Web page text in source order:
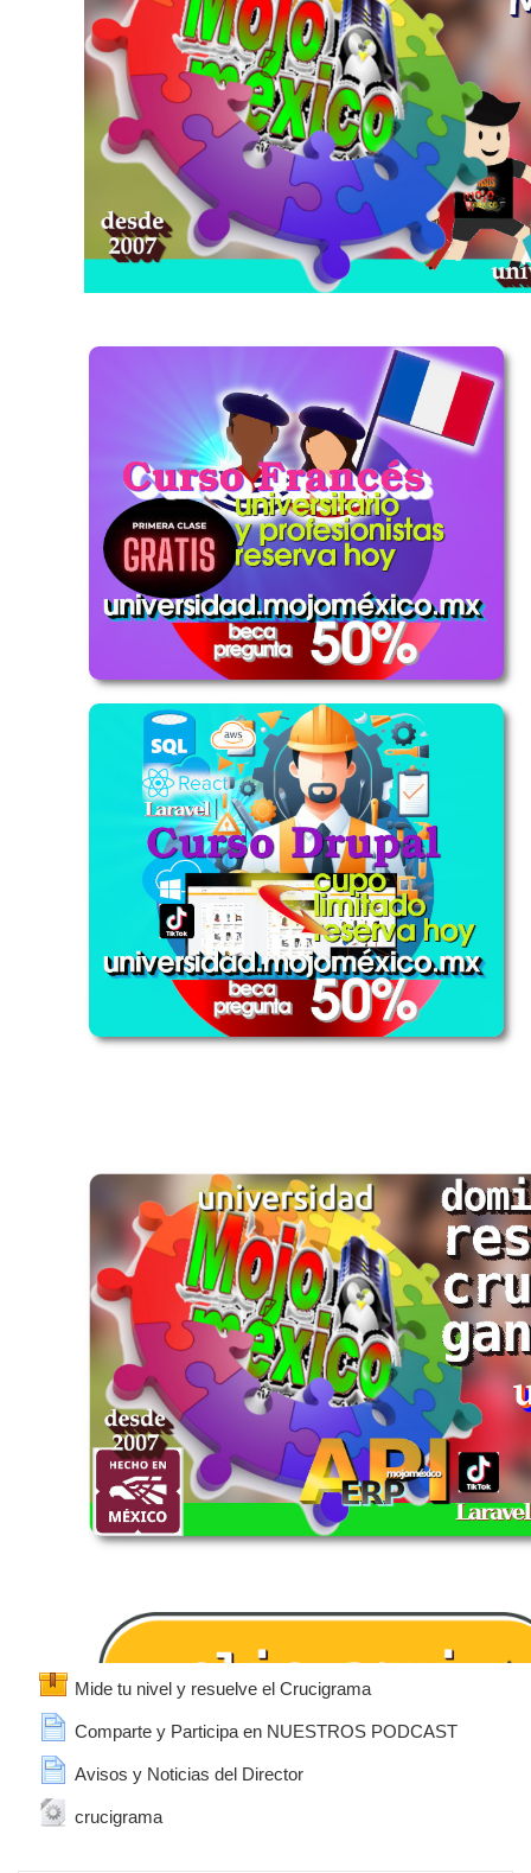
Mide tu nivel y resuelve el CrucigramaPaquete SCORM
Comparte y Participa en NUESTROS PODCAST
Página
Avisos y Noticias del Director
Página
crucigrama
URL